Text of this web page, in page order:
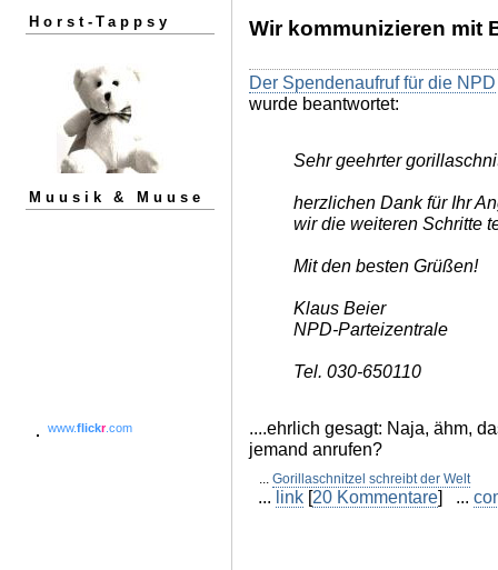
Horst-Tappsy
Muusik & Muuse
www.flickr.com
Wir kommunizieren mit
Der Spendenaufruf für die NPD
wurde beantwortet:
Sehr geehrter
herzlichen Dank für Ihr
wir die weiteren Schritte
Mit den besten Grüßen!
Klaus Beier
NPD-Parteizentrale
Tel. 030-650110
....ehrlich gesagt: Naja, ähm,
jemand anrufen?
... Gorillaschnitzel schreibt der Welt
... link [20 Kommentare] ...